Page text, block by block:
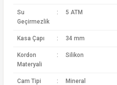
Su
Geçirmezlik
: 5 ATM
Kasa Çapı : 34 mm
Kordon
Materyali
: Silikon
Cam Tipi : Mineral